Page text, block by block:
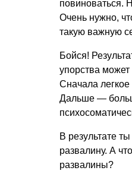
повиноваться.
Очень нужно,
такую важную
Бойся!
упорства может
Сначала
Дальше —
В результате
развалину. А
развалины?